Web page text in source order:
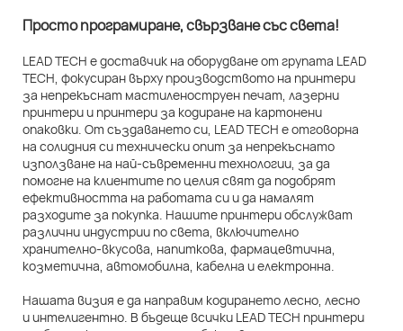
Просто програмиране, свързване със света!
LEAD TECH е доставчик на оборудване от групата LEAD
TECH, фокусиран върху производството на принтери
за непрекъснат мастиленоструен печат, лазерни
принтери и принтери за кодиране на картонени
опаковки. От създаването си, LEAD TECH е отговорна
на солидния си технически опит за непрекъснато
използване на най-съвременни технологии, за да
помогне на клиентите по целия свят да подобрят
ефективността на работата си и да намалят
разходите за покупка. Нашите принтери обслужват
различни индустрии по света, включително
хранително-вкусова, напиткова, фармацевтична,
козметична, автомобилна, кабелна и електронна.
Нашата визия е да направим кодирането лесно, лесно
и интелигентно. В бъдеще всички LEAD TECH принтери